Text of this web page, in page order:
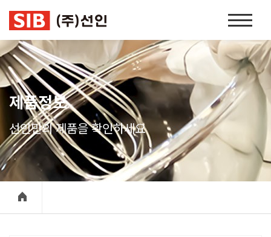
홈
이
지
네
비
게
이
제품정보
선인만의 제품을 확인하세요